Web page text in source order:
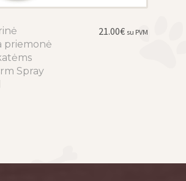
product
priemonė
Spray
21.00€ su PVM